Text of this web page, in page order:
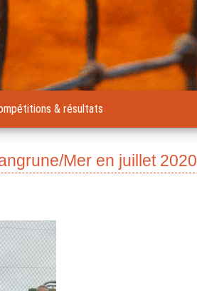
& résultats
Mer en juillet 2020